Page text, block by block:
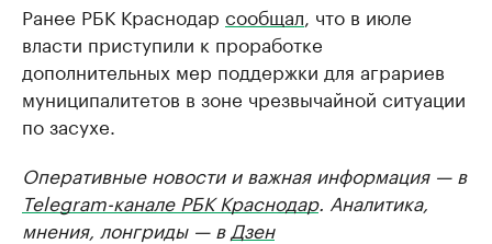
Ранее РБК Краснодар сообщал , что в июле
власти приступили к проработке
дополнительных мер поддержки для аграриев
муниципалитетов в зоне чрезвычайной ситуации
по засухе.
Оперативные новости и важная информация — в
Telegram-канале РБК Краснодар. Аналитика,
мнения, лонгриды — в Дзен